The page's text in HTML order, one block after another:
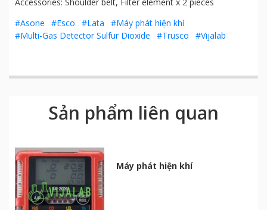
#Asone
#Esco #Lata
#Máy phát hiện khí
#Multi-Gas Detector Sulfur Dioxide
#Trusco #Vijalab
Sản phẩm liên quan
Máy phát hiện khí